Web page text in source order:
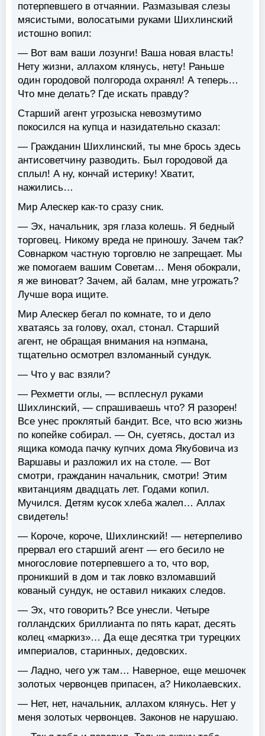
потерпевшего в отчаянии. Размазывая слезы
мясистыми, волосатыми руками Шихлинский
истошно вопил:
— Вот вам ваши лозунги! Ваша новая власть!
Нету жизни, аллахом клянусь, нету! Раньше
один городовой полгорода охранял! А теперь…
Что мне делать? Где искать правду?
Старший агент угрозыска невозмутимо
покосился на купца и назидательно сказал:
— Гражданин Шихлинский, ты мне брось здесь
антисоветчину разводить. Был городовой да
сплыл! А ну, кончай истерику! Хватит,
нажились…
Мир Алескер как-то сразу сник.
— Эх, начальник, зря глаза колешь. Я бедный
торговец. Никому вреда не приношу. Зачем так?
Совнарком частную торговлю не запрещает. Мы
же помогаем вашим Советам… Меня обокрали,
я же виноват? Зачем, ай балам, мне угрожать?
Лучше вора ищите.
Мир Алескер бегал по комнате, то и дело
хватаясь за голову, охал, стонал. Старший
агент, не обращая внимания на нэпмана,
тщательно осмотрел взломанный сундук.
— Что у вас взяли?
— Рехметти оглы, — всплеснул руками
Шихлинский, — спрашиваешь что? Я разорен!
Все унес проклятый бандит. Все, что всю жизнь
по копейке собирал. — Он, суетясь, достал из
ящика комода пачку купчих дома Якубовича из
Варшавы и разложил их на столе. — Вот
смотри, гражданин начальник, смотри! Этим
квитанциям двадцать лет. Годами копил.
Мучился. Детям кусок хлеба жалел… Аллах
свидетель!
— Короче, короче, Шихлинский! — нетерпеливо
прервал его старший агент — его бесило не
многословие потерпевшего а то, что вор,
проникший в дом и так ловко взломавший
кованый сундук, не оставил никаких следов.
— Эх, что говорить? Все унесли. Четыре
голландских бриллианта по пять карат, десять
колец «маркиз»… Да еще десятка три турецких
империалов, старинных, дедовских.
— Ладно, чего уж там… Наверное, еще мешочек
золотых червонцев припасен, а? Николаевских.
— Нет, нет, начальник, аллахом клянусь. Нет у
меня золотых червонцев. Законов не нарушаю.